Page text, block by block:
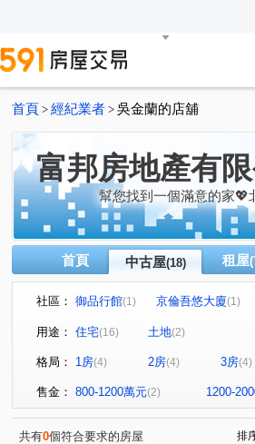
首頁 > 經紀業者 > 吳金蘭的店舖
富邦房地產有限
幫您找到一個滿意的家💖
首頁 中古屋(18) 租屋
社區： 御品行館(1) 京倫吾悠大廈(1)
環遊郡覓風區-大地之子翠山居大樓
富陽中和街525巷華廈
湯泉
溫泉路(1) 興福寮 忠孝東
復興路(4) 中和街(1) 中正東
用途： 住宅(16) 土地(2)
格局： 1房(4) 2房(4) 3房(4)
售金： 800-1200萬元(2) 1200-
共有0個符合要求的房屋 排